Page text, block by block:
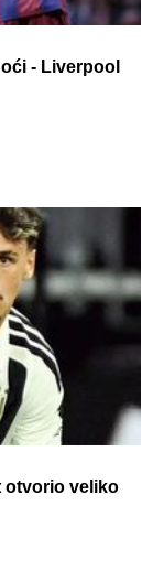
- Liverpool
otvorio veliko